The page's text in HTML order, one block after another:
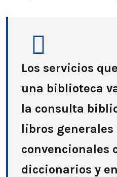
Los servicios
una biblioteca
la consulta
libros generales
convencionales
diccionarios y